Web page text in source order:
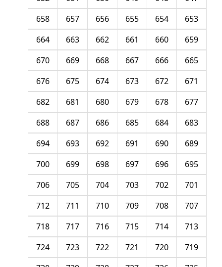
653
654
655
656
657
658
659
660
661
662
663
664
665
666
667
668
669
670
671
672
673
674
675
676
677
678
679
680
681
682
683
684
685
686
687
688
689
690
691
692
693
694
695
696
697
698
699
700
701
702
703
704
705
706
707
708
709
710
711
712
713
714
715
716
717
718
719
720
721
722
723
724